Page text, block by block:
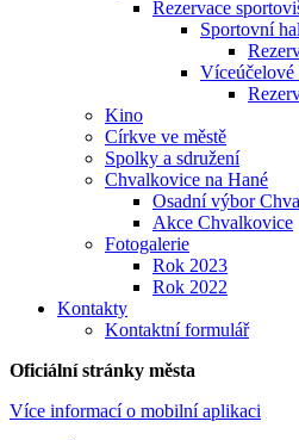
Rezervace
Sportovní
Víceúčelové
Kino
Církve ve městě
Spolky a sdružení
Chvalkovice na Hané
Osadní výbor
Akce Chvalkovice
Fotogalerie
Rok 2023
Rok 2022
Kontakty
Kontaktní formulář
Oficiální stránky města
Více informací o mobilní aplikaci